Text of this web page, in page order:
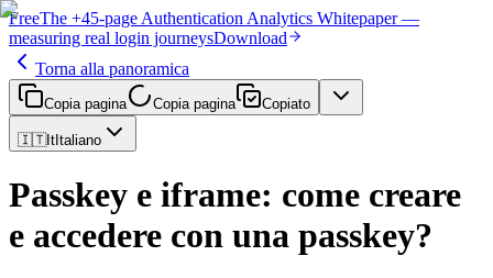
FreeThe +45-page Authentication Analytics Whitepaper —
measuring real login journeysDownload
Torna alla panoramica
Copia pagina Copia pagina Copiato
🇮🇹It Italiano
Passkey e iframe: come creare
e accedere con una passkey?